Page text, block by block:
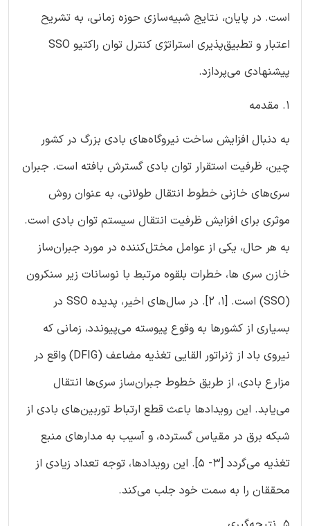
است. در پایان، نتایج شبیه‌سازی حوزه زمانی، به تشریح
اعتبار و تطبیق‌پذیری استراتژی کنترل توان راکتیو SSO
پیشنهادی می‌پردازد.
1. مقدمه
به دنبال افزایش ساخت نیروگاه‌های بادی بزرگ در کشور
چین، ظرفیت استقرار توان بادی گسترش بافته است. جبران
سری‌های خازنی خطوط انتقال طولانی، به عنوان روش
موثری برای افزایش ظرفیت انتقال سیستم توان بادی است.
به هر حال، یکی از عوامل مختل‌کننده در مورد جبران‌ساز
خازن سری ها، خطرات بلقوه مرتبط با نوسانات زیر سنکرون
(SSO) است. [1، 2]. در سال‌های اخیر، پدیده SSO در
بسیاری از کشورها به وقوع پیوسته می‌پیوندد، زمانی که
نیروی باد از ژنراتور القایی تغذیه مضاعف (DFIG) واقع در
مزارع بادی، از طریق خطوط جبران‌ساز سری‌ها انتقال
می‌یابد. این رویدادها باعث قطع ارتباط توربین‌های بادی از
شبکه برق در مقیاس گسترده، و آسیب به مدارهای منبع
تغذیه می‌گردد [3- 5]. این رویدادها، توجه تعداد زیادی از
محققان را به سمت خود جلب می‌کند.